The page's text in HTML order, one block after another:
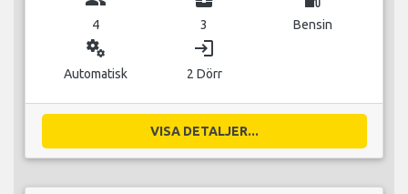
4 3 Bensin
miscellaneous_services
Automatisk
login
2 Dörr
VISA DETALJER...